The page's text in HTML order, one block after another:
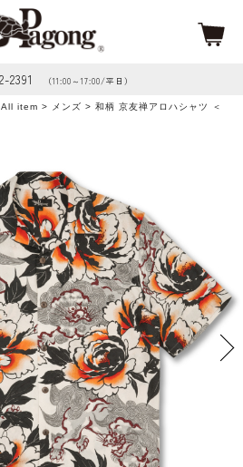
2391 （11:00～17:00/平日）
All item > メンズ > 和柄 京友禅アロハシャツ ＜